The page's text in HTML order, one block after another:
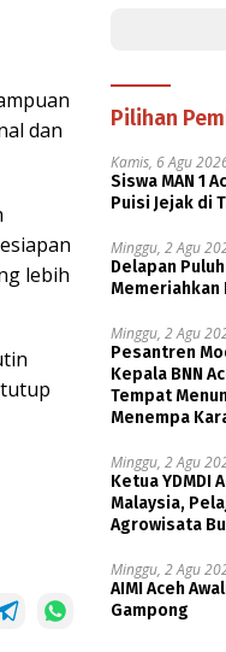
dan
lebih
Pilihan
Kamis, 6 Agu
Siswa MAN 1
Puisi Jejak di
Minggu, 2 Agu
Delapan
Memeriahkan
Minggu, 2 Agu
Pesantren
Kepala BNN
Tempat
Menempa
Minggu, 2 Agu
Ketua YDMDI
Malaysia,
Agrowisata
Minggu, 2 Agu
AIMI Aceh
Gampong